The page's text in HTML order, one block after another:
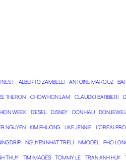
NEST ALBERTO ZAMBELLI ANTOINE MAROUZ
THERON CHOW HON LAM CLAUDIO BARBIERI
WEEK DIESEL DISNEY DON HAU
NGUYEN KIM PHUONG LIKE JENNIE L’ORÉAL
DRIP NGUYEN NHAT TRIEU NMODEL PHO
THUY TIM IMAGES TOMMY LE TRAN ANH HUY